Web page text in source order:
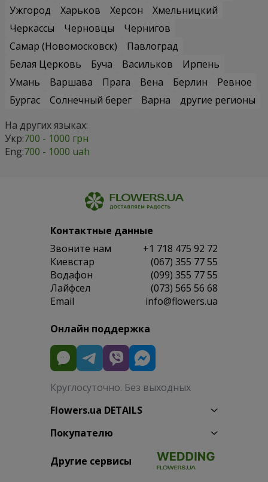
Ужгород
Харьков Херсон
Хмельницкий
Черкассы
Черновцы
Чернигов
Самар (Новомосковск)
Павлоград
Белая Церковь
Буча Васильков
Ирпень
Умань
Варшава Прага Вена Берлин
Ревное
Бургас
Солнечный берег Варна
другие регионы
На других языках:
Укр:700 - 1000 грн
Eng:700 - 1000 uah
Контактные данные
Звоните нам
+1 718 475 92 72
Киевстар
(067) 355 77 55
Водафон
(099) 355 77 55
Лайфсел
(073) 565 56 68
Email
info@flowers.ua
Онлайн поддержка
Круглосуточно. Без выходных
Flowers.ua DETAILS
Покупателю
Другие сервисы